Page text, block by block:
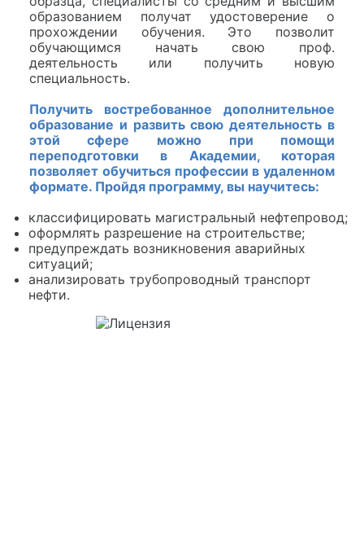
образованием получат удостоверение о
прохождении обучения. Это позволит
обучающимся начать свою проф.
деятельность или получить новую
специальность.
Получить востребованное дополнительное
образование и развить свою деятельность в
этой сфере можно при помощи
переподготовки в Академии, которая
позволяет обучиться профессии в удаленном
формате. Пройдя программу, вы научитесь:
классифицировать магистральный нефтепровод;
оформлять разрешение на строительстве;
предупреждать возникновения аварийных
ситуаций;
анализировать трубопроводный транспорт
нефти.